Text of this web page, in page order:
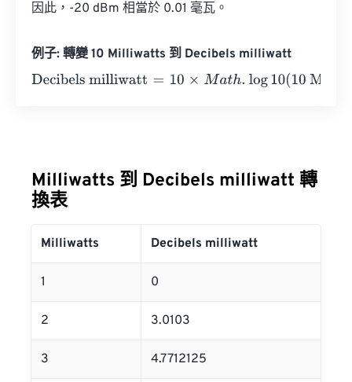
因此，-20 dBm 相當於 0.01 毫瓦。
例子: 轉變 10 Milliwatts 到 Decibels milliwatt
Decibels milliwatt=10 ×M ath .log10(10 Milliwatts)= 10
Milliwatts 到 Decibels milliwatt 轉
換表
Milliwatts Decibels milliwatt
1 0
2 3.0103
3 4.7712125